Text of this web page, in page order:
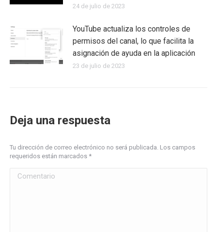
24 de julio de 2023
YouTube actualiza los controles de
permisos del canal, lo que facilita la
asignación de ayuda en la aplicación
23 de julio de 2023
Deja una respuesta
Tu dirección de correo electrónico no será publicada. Los campos
requeridos están marcados *
Comentario